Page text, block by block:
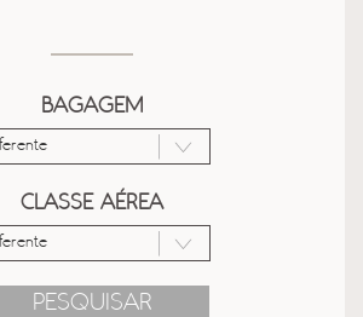
BAGAGEM
CLASSE AÉREA
PESQUISAR